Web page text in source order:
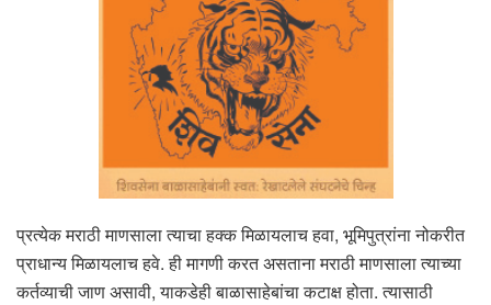
प्रत्येक मराठी माणसाला त्याचा हक्क मिळायलाच हवा, भूमिपुत्रांना नोकरीत
प्राधान्य मिळायलाच हवे. ही मागणी करत असताना मराठी माणसाला त्याच्या
कर्तव्याची जाण असावी, याकडेही बाळासाहेबांचा कटाक्ष होता. त्यासाठी